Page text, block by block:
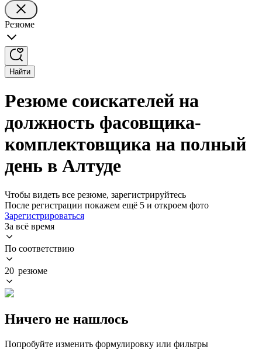
Резюме
Найти
Резюме соискателей на
должность фасовщика-
комплектовщика на полный
день в Алтуде
Чтобы видеть все резюме, зарегистрируйтесь
После регистрации покажем ещё 5 и откроем фото
Зарегистрироваться
За всё время
По соответствию
20 резюме
Ничего не нашлось
Попробуйте изменить формулировку или фильтры